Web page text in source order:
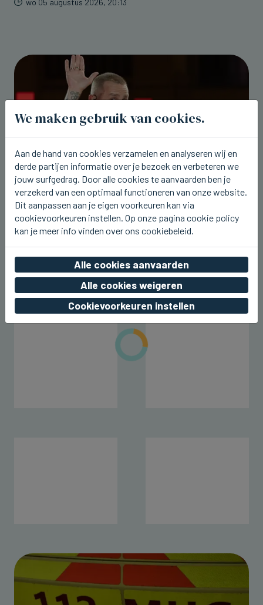
VIVENKAPELLE
Sam Gooris komt nu vrijdag naar
barbecue KLJ Sint-Kruis-
Vivenkapelle
wo 05 augustus 2026, 19:44
We maken gebruik van cookies.
Aan de hand van cookies verzamelen en analyseren wij en
derde partijen informatie over je bezoek en verbeteren we
jouw surfgedrag. Door alle cookies te aanvaarden ben je
verzekerd van een optimaal functioneren van onze website.
Dit aanpassen aan je eigen voorkeuren kan via
cookievoorkeuren instellen. Op onze pagina cookie policy
kan je meer info vinden over ons cookiebeleid.
Alle cookies aanvaarden
Alle cookies weigeren
Cookievoorkeuren instellen